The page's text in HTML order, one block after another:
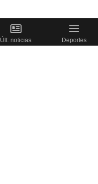
Últ. noticias Deportes